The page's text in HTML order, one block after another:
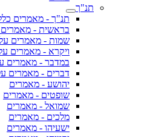
תנ"ך
תנ"ך - מאמרים
בראשית -
שמות - מאמרים
ויקרא - מאמרים
במדבר - מאמרים
דברים - מאמרים
יהושע - מאמרים
שופטים - מאמרים
שמואל - מאמרים
מלכים - מאמרים
ישעיהו - מאמרים